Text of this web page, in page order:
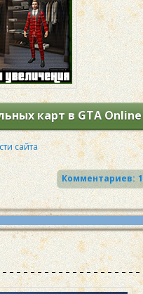
карт в GTA Online
сайта
1